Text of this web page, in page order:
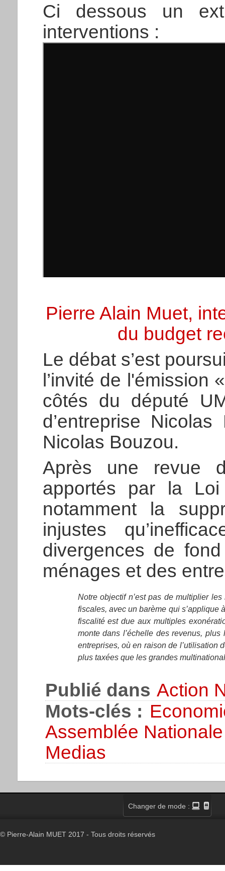
Ci dessous un
interventions :
Pierre Alain Muet,
du budget
Le débat s’est
l’invité de l'émission
côtés du député
d’entreprise
Nicolas Bouzou.
Après une revue
apportés par la
notamment la
injustes
divergences de
ménages et des
Notre objectif n’est pas de multiplier
fiscales, avec un barème qui s’applique
fiscalité est due aux multiples
monte dans l’échelle des revenus,
entreprises, où en raison de l’utilisation
plus taxées que les grandes
Publié dans Action
Mots-clés :
Assemblée Nationale
Medias
Changer de mode :
© Pierre-Alain MUET 2017 - Tous droits réservés